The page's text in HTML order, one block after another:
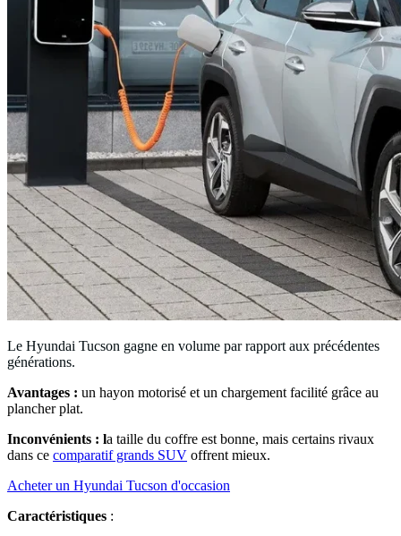
Le Hyundai Tucson gagne en volume par rapport aux précédentes
générations.
Avantages : un hayon motorisé et un chargement facilité grâce au
plancher plat.
Inconvénients : la taille du coffre est bonne, mais certains rivaux
dans ce comparatif grands SUV offrent mieux.
Acheter un Hyundai Tucson d'occasion
Caractéristiques :